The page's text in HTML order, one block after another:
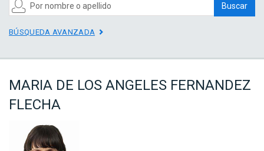
Buscar
BÚSQUEDA AVANZADA
MARIA DE LOS ANGELES FERNANDEZ
FLECHA